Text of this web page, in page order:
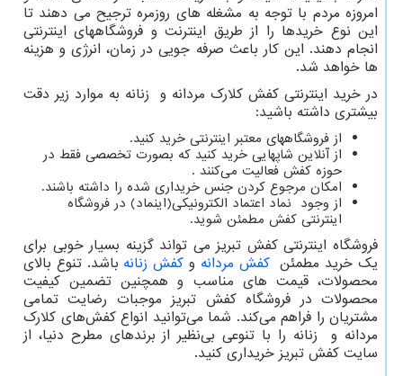
امروزه مردم با توجه به مشغله های روزمره ترجیح می دهند تا
این نوع خریدها را از طریق اینترنت و فروشگاههای اینترنتی
انجام دهند. این کار باعث صرفه جویی در زمان، انرژی و هزینه
ها خواهد شد.
در خرید اینترنتی کفش کلارک مردانه و زنانه به موارد زیر دقت
بیشتری داشته باشید:
از فروشگاههای معتبر اینترنتی خرید کنید.
از آنلاین شاپهایی خرید کنید که بصورت تخصصی فقط در
حوزه کفش فعالیت می‌کنند .
امکان مرجوع کردن جنس خریداری شده را داشته باشند.
از وجود نماد اعتماد الکترونیکی)اینماد) در فروشگاه
اینترنتی کفش مطمئن شوید.
فروشگاه اینترنتی کفش تبریز می تواند گزینه بسیار خوبی برای
یک خرید مطمئنکفش مردانه و کفش زنانه باشد. تنوع بالای
محصولات، قیمت های مناسب و همچنین تضمین کیفیت
محصولات در فروشگاه کفش تبریز موجبات رضایت تمامی
مشتریان را فراهم می‌کند. شما می‌توانید انواع کفش‌های کلارک
مردانه و زنانه را با تنوعی بی‌نظیر از برندهای مطرح دنیا، از
سایت کفش تبریز خریداری کنید.